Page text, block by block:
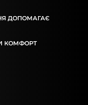
ДОПОМАГАЄ
КОМФОРТ